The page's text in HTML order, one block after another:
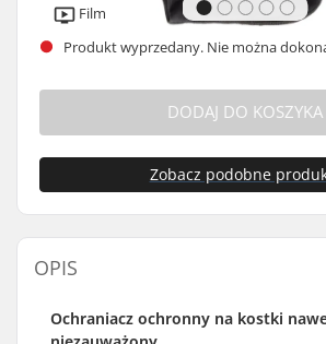
Film
Produkt wyprzedany. Nie można
DODAJ DO KOSZYKA
Zobacz podobne
OPIS
Ochraniacz ochronny na kostki